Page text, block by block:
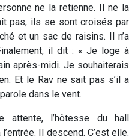
ne la retienne. Il ne la
pas, ils se sont croisés par
et un sac de raisins. Il n’a
il dit : « Je loge à
après-midi. Je souhaiterais
Et le Rav ne sait pas s’il a
dans le vent.
attente, l’hôtesse du hall
l’entrée. Il descend. C’est elle.